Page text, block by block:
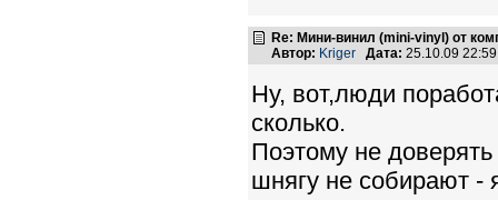
Re: Мини-винил (mini-vinyl) от
Автор: Kriger Дата: 25.10.09
Ну, вот,люди
сколько.
Поэтому не
шнягу не собирают -